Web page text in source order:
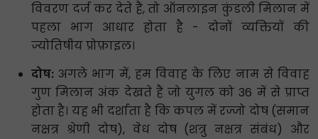
विवरण दर्ज कर देते हैं, तो ऑनलाइन कुंडली मिलान में
पहला भाग आधार होता है - दोनों व्यक्तियों की
ज्योतिषीय प्रोफ़ाइल।
दोष: अगले भाग में, हम विवाह के लिए नाम से विवाह
गुण मिलान अंक देखते हैं जो युगल को 36 में से प्राप्त
होता है। यह भी दर्शाता है कि कपल में रज्जो दोष (समान
नक्षत्र श्रेणी दोष), वेध दोष (शत्रु नक्षत्र संबंध) और